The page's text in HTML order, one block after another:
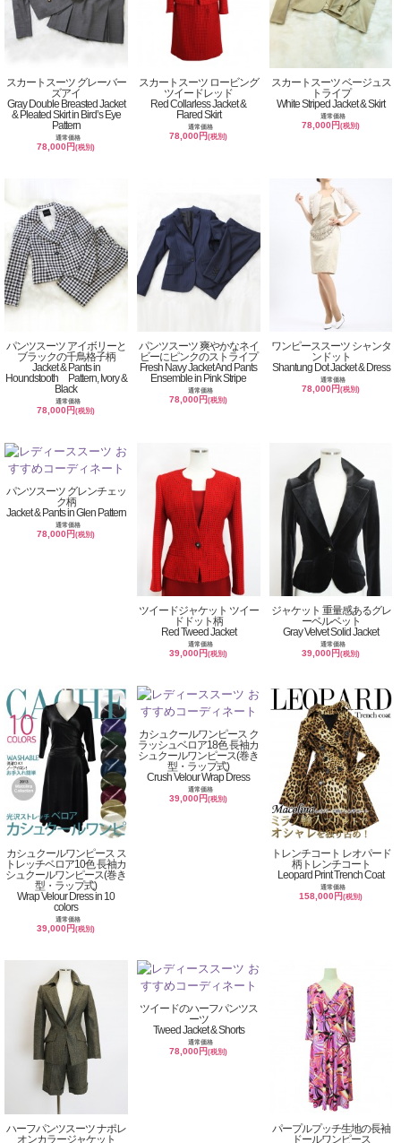
スカートスーツ グレーバー
ズアイ
Gray Double Breasted Jacket
& Pleated Skirt in Bird’s Eye
Pattern
通常価格
78,000円(税別)
スカートスーツ ロービング
ツイードレッド
Red Collarless Jacket &
Flared Skirt
通常価格
78,000円(税別)
スカートスーツ ベージュス
トライプ
White Striped Jacket & Skirt
通常価格
78,000円(税別)
パンツスーツ アイボリーと
ブラックの千鳥格子柄
Jacket & Pants in
Houndstooth Pattern, Ivory &
Black
通常価格
78,000円(税別)
パンツスーツ 爽やかなネイ
ビーにピンクのストライプ
Fresh Navy Jacket And Pants
Ensemble in Pink Stripe
通常価格
78,000円(税別)
ワンピーススーツ シャンタ
ンドット
Shantung Dot Jacket & Dress
通常価格
78,000円(税別)
パンツスーツ グレンチェッ
ク柄
Jacket & Pants in Glen Pattern
通常価格
78,000円(税別)
ツイードジャケット ツイー
ドドット柄
Red Tweed Jacket
通常価格
39,000円(税別)
ジャケット 重量感あるグレ
ーベルベット
Gray Velvet Solid Jacket
通常価格
39,000円(税別)
カシュクールワンピース ス
トレッチベロア10色 長袖カ
シュクールワンピース(巻き
型・ラップ式)
Wrap Velour Dress in 10
colors
通常価格
39,000円(税別)
カシュクールワンピース ク
ラッシュベロア18色 長袖カ
シュクールワンピース(巻き
型・ラップ式)
Crush Velour Wrap Dress
通常価格
39,000円(税別)
トレンチコート レオパード
柄トレンチコート
Leopard Print Trench Coat
通常価格
158,000円(税別)
ハーフパンツスーツ ナポレ
オンカラージャケット
ツイードのハーフパンツス
ーツ
Tweed Jacket & Shorts
通常価格
78,000円(税別)
パープルプッチ生地の長袖
ドールワンピース